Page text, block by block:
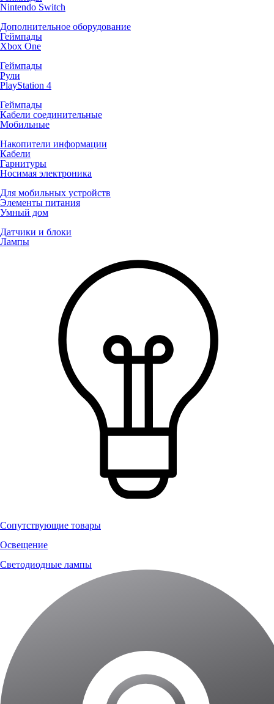
Nintendo Switch
Дополнительное оборудование
Геймпады
Xbox One
Геймпады
Рули
PlayStation 4
Геймпады
Кабели соединительные
Мобильные
Накопители информации
Кабели
Гарнитуры
Носимая электроника
Для мобильных устройств
Элементы питания
Умный дом
Датчики и блоки
Лампы
Сопутствующие товары
Освещение
Светодиодные лампы